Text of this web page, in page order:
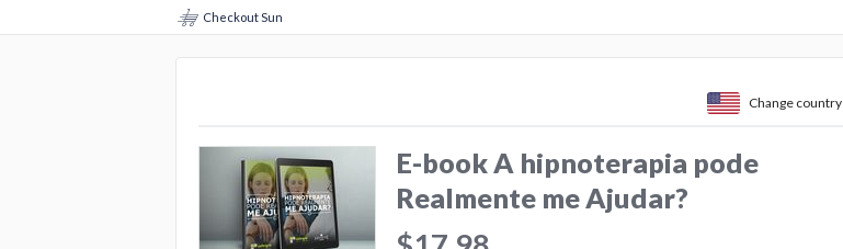
Checkout Sun
Change country
E-book A hipnoterapia pode
Realmente me Ajudar?